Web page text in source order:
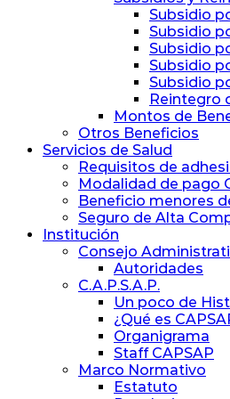
Subsidio
Subsidio
Subsidio
Subsidio
Subsidio
Reintegro
Montos de
Otros Beneficios
Servicios de Salud
Requisitos de
Modalidad de pago
Beneficio menores
Seguro de Alta
Institución
Consejo
Autoridades
C.A.P.S.A.P.
Un poco de
¿Qué es
Organigrama
Staff CAPSAP
Marco Normativo
Estatuto